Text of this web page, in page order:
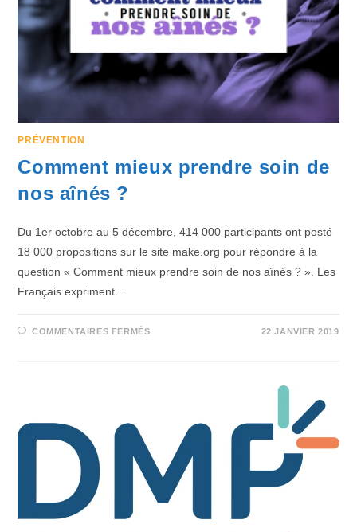
PRÉVENTION
Comment mieux prendre soin de
nos aînés ?
Du 1er octobre au 5 décembre, 414 000 participants ont posté
18 000 propositions sur le site make.org pour répondre à la
question « Comment mieux prendre soin de nos aînés ? ». Les
Français expriment…
COMMENTAIRES FERMÉS 22 JANVIER 2019